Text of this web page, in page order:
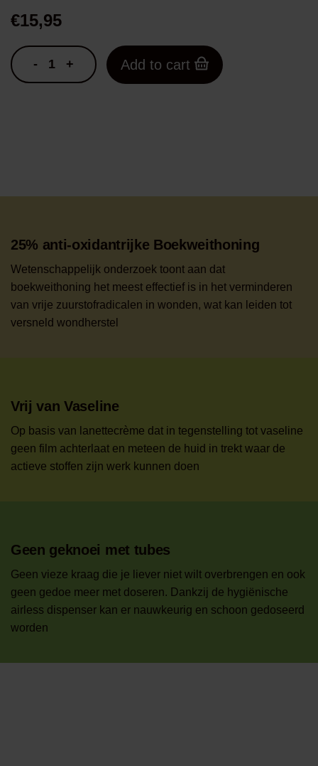
€15,95
-Mellodermal
Honingcrème
+ Add to cart
25% anti-oxidantrijke Boekweithoning
Wetenschappelijk onderzoek toont aan dat
boekweithoning het meest effectief is in het verminderen
van vrije zuurstofradicalen in wonden, wat kan leiden tot
versneld wondherstel
Vrij van Vaseline
Op basis van lanettecrème dat in tegenstelling tot vaseline
geen film achterlaat en meteen de huid in trekt waar de
actieve stoffen zijn werk kunnen doen
Geen geknoei met tubes
Geen vieze kraag die je liever niet wilt overbrengen en ook
geen gedoe meer met doseren. Dankzij de hygiënische
airless dispenser kan er nauwkeurig en schoon gedoseerd
worden